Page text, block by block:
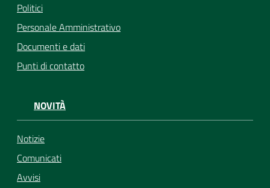
Politici
Personale Amministrativo
Documenti e dati
Punti di contatto
NOVITÀ
Notizie
Comunicati
Avvisi